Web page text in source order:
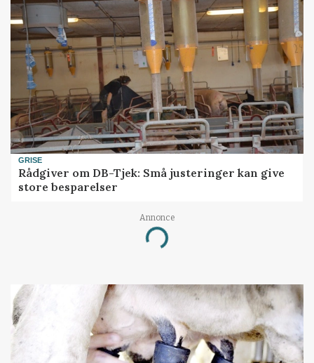
GRISE
Rådgiver om DB-Tjek: Små justeringer kan give
store besparelser
Annonce
Loading...